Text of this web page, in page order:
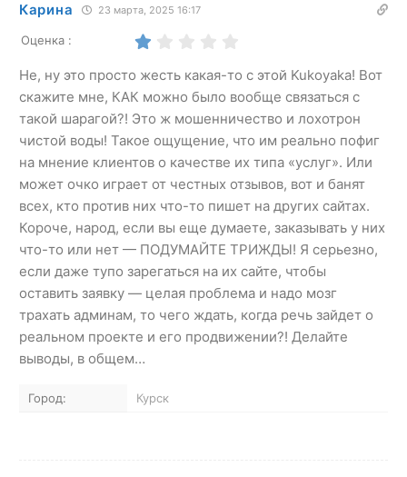
Карина 23 марта, 2025 16:17
Оценка :
Не, ну это просто жесть какая-то с этой Kukoyaka! Вот
скажите мне, КАК можно было вообще связаться с
такой шарагой?! Это ж мошенничество и лохотрон
чистой воды! Такое ощущение, что им реально пофиг
на мнение клиентов о качестве их типа «услуг». Или
может очко играет от честных отзывов, вот и банят
всех, кто против них что-то пишет на других сайтах.
Короче, народ, если вы еще думаете, заказывать у них
что-то или нет — ПОДУМАЙТЕ ТРИЖДЫ! Я серьезно,
если даже тупо зарегаться на их сайте, чтобы
оставить заявку — целая проблема и надо мозг
трахать админам, то чего ждать, когда речь зайдет о
реальном проекте и его продвижении?! Делайте
выводы, в общем…
Город: Курск